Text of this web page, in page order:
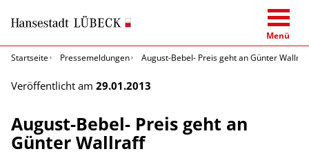
Menü
Startseite
Pressemeldungen August-Bebel- Preis geht an Günter Wallraff
Veröffentlicht am 29.01.2013
August-Bebel- Preis geht an
Günter Wallraff